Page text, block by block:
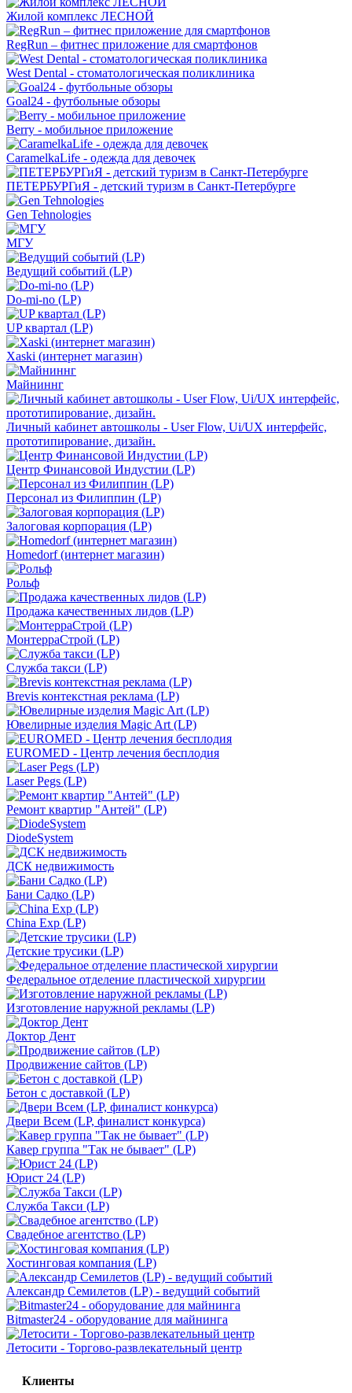
Жилой комплекс ЛЕСНОЙ
RegRun – фитнес приложение для смартфонов
West Dental - стоматологическая поликлиника
Goal24 - футбольные обзоры
Berry - мобильное приложение
CaramelkaLife - одежда для девочек
ПЕТЕРБУРГиЯ - детский туризм в Санкт-Петербурге
Gen Tehnologies
МГУ
Ведущий событий (LP)
Do-mi-no (LP)
UP квартал (LP)
Xaski (интернет магазин)
Майниннг
Личный кабинет автошколы - User Flow, Ui/UX интерфейс,
прототипирование, дизайн.
Центр Финансовой Индустии (LP)
Персонал из Филиппин (LP)
Залоговая корпорация (LP)
Homedorf (интернет магазин)
Рольф
Продажа качественных лидов (LP)
МонтерраСтрой (LP)
Служба такси (LP)
Brevis контекстная реклама (LP)
Ювелирные изделия Magic Art (LP)
EUROMED - Центр лечения бесплодия
Laser Pegs (LP)
Ремонт квартир "Антей" (LP)
DiodeSystem
ДСК недвижимость
Бани Садко (LP)
China Exp (LP)
Детские трусики (LP)
Федеральное отделение пластической хирургии
Изготовление наружной рекламы (LP)
Доктор Дент
Продвижение сайтов (LP)
Бетон с доставкой (LP)
Двери Всем (LP, финалист конкурса)
Кавер группа "Так не бывает" (LP)
Юрист 24 (LP)
Служба Такси (LP)
Свадебное агентство (LP)
Хостинговая компания (LP)
Александр Семилетов (LP) - ведущий событий
Bitmaster24 - оборудование для майнинга
Летосити - Торгово-развлекательный центр
Клиенты